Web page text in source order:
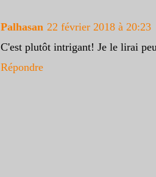
Palhasan 22 février 2018 à 20:23
C'est plutôt intrigant! Je le lirai
Répondre